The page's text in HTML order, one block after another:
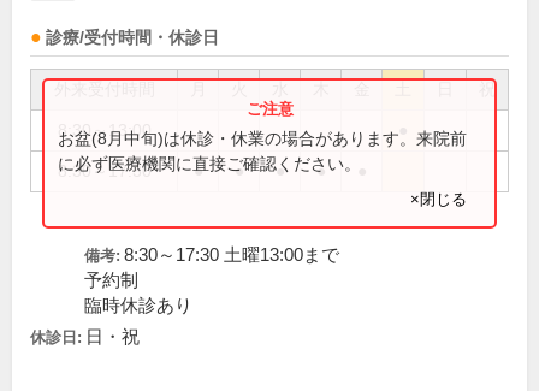
診療/受付時間・休診日
祝
8:30～13:00
8:30～17:30 ● ● ● ●
お盆(8月中旬)は休診・休業の場合があります。来院前
に必ず医療機関に直接ご確認ください。
×閉じる
備考: 8:30～17:30 土曜13:00まで
予約制
臨時休診あり
休診日: 日・祝